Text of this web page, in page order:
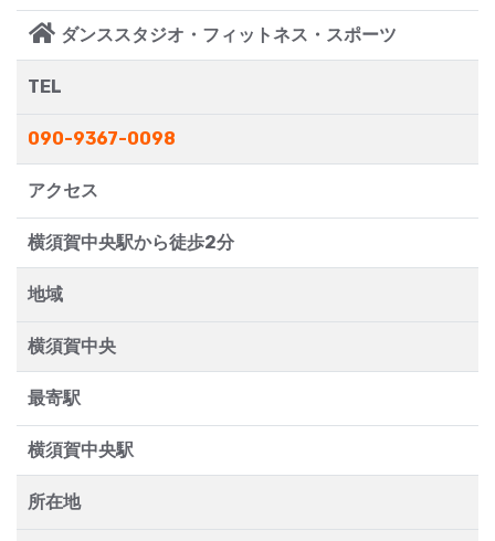
ダンススタジオ・フィットネス・スポーツ
TEL
090-9367-0098
アクセス
横須賀中央駅から徒歩2分
地域
横須賀中央
最寄駅
横須賀中央駅
所在地